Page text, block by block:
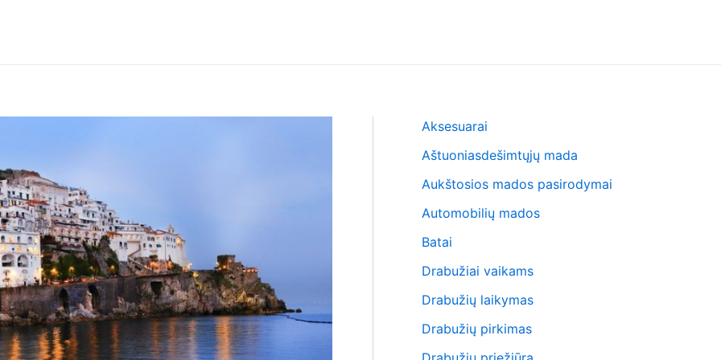
Aksesuarai
Aštuoniasdešimtųjų mada
Aukštosios mados pasirodymai
Automobilių mados
Batai
Drabužiai vaikams
Drabužių laikymas
Drabužių pirkimas